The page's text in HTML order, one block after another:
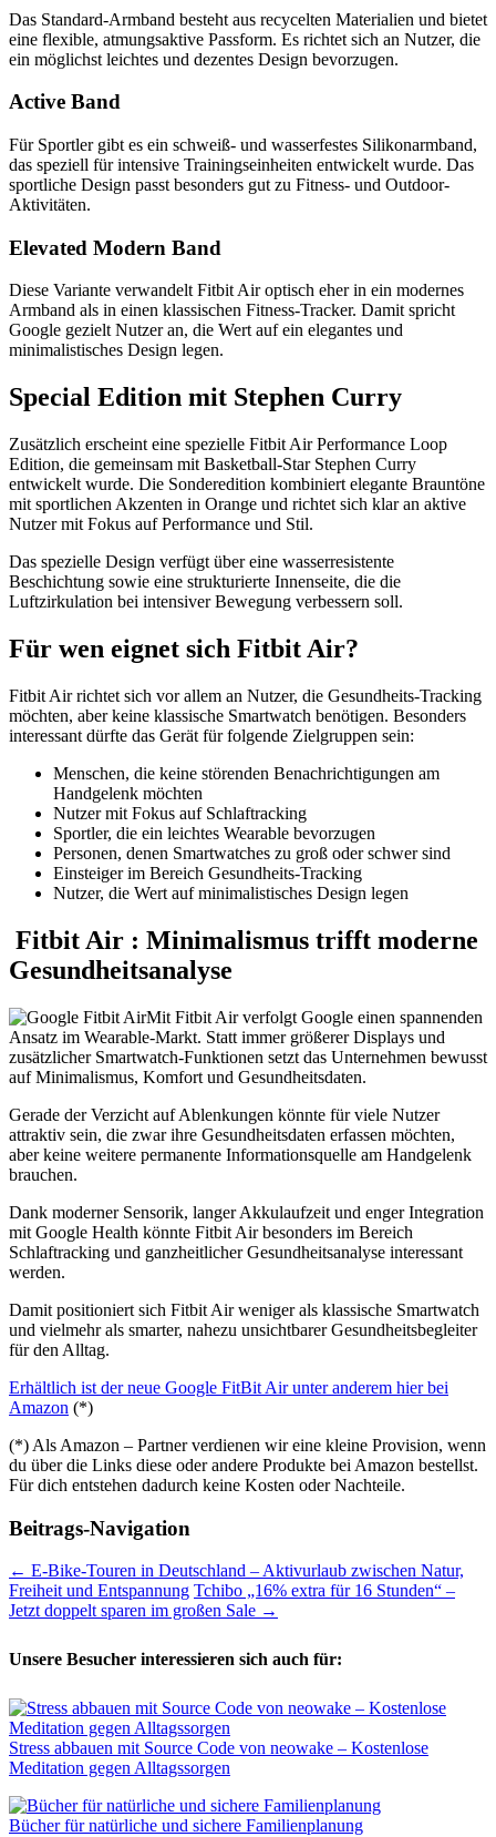
Das Standard-Armband besteht aus recycelten Materialien und bietet
eine flexible, atmungsaktive Passform. Es richtet sich an Nutzer, die
ein möglichst leichtes und dezentes Design bevorzugen.
Active Band
Für Sportler gibt es ein schweiß- und wasserfestes Silikonarmband,
das speziell für intensive Trainingseinheiten entwickelt wurde. Das
sportliche Design passt besonders gut zu Fitness- und Outdoor-
Aktivitäten.
Elevated Modern Band
Diese Variante verwandelt Fitbit Air optisch eher in ein modernes
Armband als in einen klassischen Fitness-Tracker. Damit spricht
Google gezielt Nutzer an, die Wert auf ein elegantes und
minimalistisches Design legen.
Special Edition mit Stephen Curry
Zusätzlich erscheint eine spezielle Fitbit Air Performance Loop
Edition, die gemeinsam mit Basketball-Star Stephen Curry
entwickelt wurde. Die Sonderedition kombiniert elegante Brauntöne
mit sportlichen Akzenten in Orange und richtet sich klar an aktive
Nutzer mit Fokus auf Performance und Stil.
Das spezielle Design verfügt über eine wasserresistente
Beschichtung sowie eine strukturierte Innenseite, die die
Luftzirkulation bei intensiver Bewegung verbessern soll.
Für wen eignet sich Fitbit Air?
Fitbit Air richtet sich vor allem an Nutzer, die Gesundheits-Tracking
möchten, aber keine klassische Smartwatch benötigen. Besonders
interessant dürfte das Gerät für folgende Zielgruppen sein:
Menschen, die keine störenden Benachrichtigungen am
Handgelenk möchten
Nutzer mit Fokus auf Schlaftracking
Sportler, die ein leichtes Wearable bevorzugen
Personen, denen Smartwatches zu groß oder schwer sind
Einsteiger im Bereich Gesundheits-Tracking
Nutzer, die Wert auf minimalistisches Design legen
Fitbit Air : Minimalismus trifft moderne
Gesundheitsanalyse
Mit Fitbit Air verfolgt Google einen spannenden
Ansatz im Wearable-Markt. Statt immer größerer Displays und
zusätzlicher Smartwatch-Funktionen setzt das Unternehmen bewusst
auf Minimalismus, Komfort und Gesundheitsdaten.
Gerade der Verzicht auf Ablenkungen könnte für viele Nutzer
attraktiv sein, die zwar ihre Gesundheitsdaten erfassen möchten,
aber keine weitere permanente Informationsquelle am Handgelenk
brauchen.
Dank moderner Sensorik, langer Akkulaufzeit und enger Integration
mit Google Health könnte Fitbit Air besonders im Bereich
Schlaftracking und ganzheitlicher Gesundheitsanalyse interessant
werden.
Damit positioniert sich Fitbit Air weniger als klassische Smartwatch
und vielmehr als smarter, nahezu unsichtbarer Gesundheitsbegleiter
für den Alltag.
Erhältlich ist der neue Google FitBit Air unter anderem hier bei
Amazon (*)
(*) Als Amazon – Partner verdienen wir eine kleine Provision, wenn
du über die Links diese oder andere Produkte bei Amazon bestellst.
Für dich entstehen dadurch keine Kosten oder Nachteile.
Beitrags-Navigation
← E-Bike-Touren in Deutschland – Aktivurlaub zwischen Natur,
Freiheit und Entspannung Tchibo „16% extra für 16 Stunden“ –
Jetzt doppelt sparen im großen Sale →
Unsere Besucher interessieren sich auch für:
Stress abbauen mit Source Code von neowake – Kostenlose
Meditation gegen Alltagssorgen
Bücher für natürliche und sichere Familienplanung